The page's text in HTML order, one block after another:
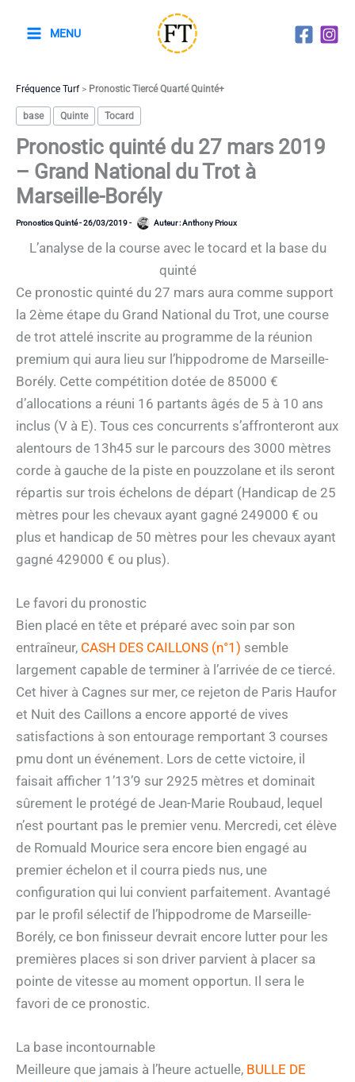
MENU
Fréquence Turf> Pronostic Tiercé Quarté Quinté+
base Quinte Tocard
Pronostic quinté du 27 mars 2019
– Grand National du Trot à
Marseille-Borély
Pronostics Quinté-26/03/2019- Auteur :Anthony Prioux
L’analyse de la course avec le tocard et la base du
quinté
Ce pronostic quinté du 27 mars aura comme support
la 2ème étape du Grand National du Trot, une course
de trot attelé inscrite au programme de la réunion
premium qui aura lieu sur l’hippodrome de Marseille-
Borély. Cette compétition dotée de 85000 €
d’allocations a réuni 16 partants âgés de 5 à 10 ans
inclus (V à E). Tous ces concurrents s’affronteront aux
alentours de 13h45 sur le parcours des 3000 mètres
corde à gauche de la piste en pouzzolane et ils seront
répartis sur trois échelons de départ (Handicap de 25
mètres pour les chevaux ayant gagné 249000 € ou
plus et handicap de 50 mètres pour les chevaux ayant
gagné 429000 € ou plus).
Le favori du pronostic
Bien placé en tête et préparé avec soin par son
entraîneur, CASH DES CAILLONS (n°1) semble
largement capable de terminer à l’arrivée de ce tiercé.
Cet hiver à Cagnes sur mer, ce rejeton de Paris Haufor
et Nuit des Caillons a encore apporté de vives
satisfactions à son entourage remportant 3 courses
pmu dont un événement. Lors de cette victoire, il
faisait afficher 1’13’9 sur 2925 mètres et dominait
sûrement le protégé de Jean-Marie Roubaud, lequel
n’est pourtant pas le premier venu. Mercredi, cet élève
de Romuald Mourice sera encore bien engagé au
premier échelon et il courra pieds nus, une
configuration qui lui convient parfaitement. Avantagé
par le profil sélectif de l’hippodrome de Marseille-
Borély, ce bon finisseur devrait encore lutter pour les
premières places si son driver parvient à placer sa
pointe de vitesse au moment opportun. Il sera le
favori de ce pronostic.
La base incontournable
Meilleure que jamais à l’heure actuelle, BULLE DE